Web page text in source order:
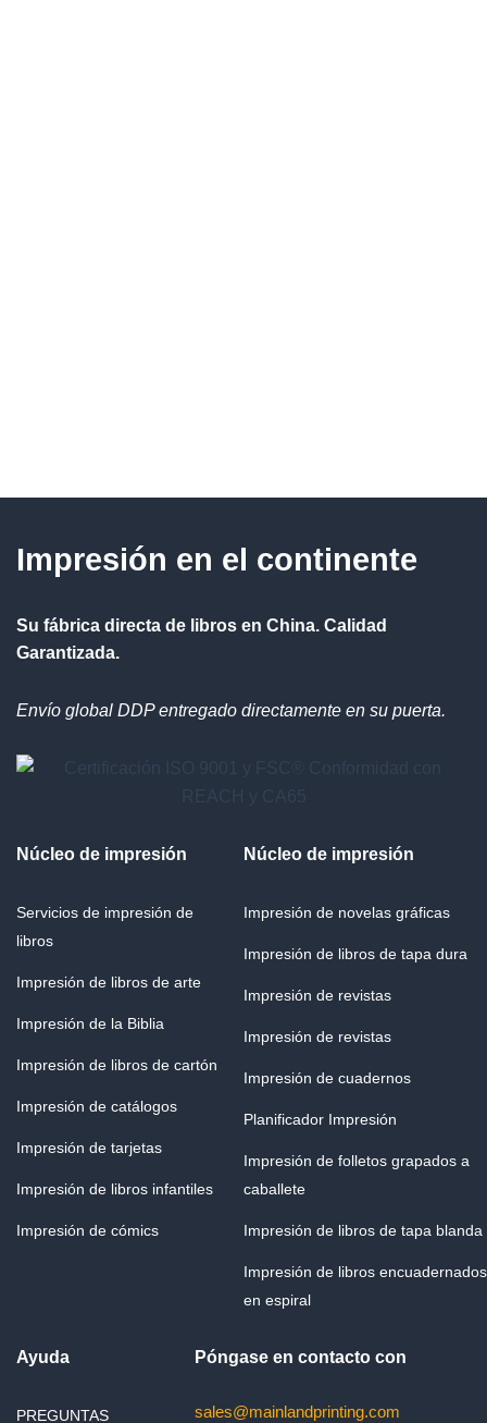
Impresión en el continente
Su fábrica directa de libros en China. Calidad
Garantizada.
Envío global DDP entregado directamente en su puerta.
Núcleo de impresión
Servicios de impresión de
libros
Impresión de libros de arte
Impresión de la Biblia
Impresión de libros de cartón
Impresión de catálogos
Impresión de tarjetas
Impresión de libros infantiles
Impresión de cómics
Núcleo de impresión
Impresión de novelas gráficas
Impresión de libros de tapa dura
Impresión de revistas
Impresión de revistas
Impresión de cuadernos
Planificador Impresión
Impresión de folletos grapados a
caballete
Impresión de libros de tapa blanda
Impresión de libros encuadernados
en espiral
Ayuda
PREGUNTAS
Póngase en contacto con
sales@mainlandprinting.com